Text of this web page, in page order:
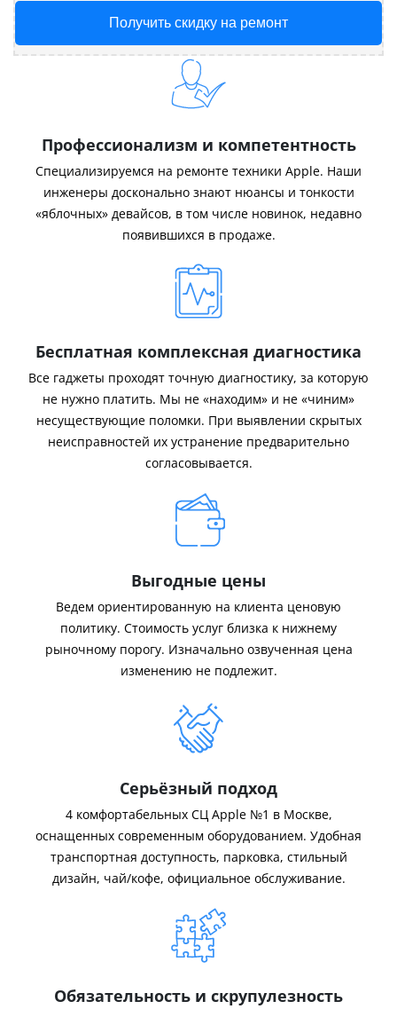
Получить скидку на ремонт
Профессионализм и компетентность
Специализируемся на ремонте техники Apple. Наши
инженеры досконально знают нюансы и тонкости
«яблочных» девайсов, в том числе новинок, недавно
появившихся в продаже.
Бесплатная комплексная диагностика
Все гаджеты проходят точную диагностику, за которую
не нужно платить. Мы не «находим» и не «чиним»
несуществующие поломки. При выявлении скрытых
неисправностей их устранение предварительно
согласовывается.
Выгодные цены
Ведем ориентированную на клиента ценовую
политику. Стоимость услуг близка к нижнему
рыночному порогу. Изначально озвученная цена
изменению не подлежит.
Серьёзный подход
4 комфортабельных СЦ Apple №1 в Москве,
оснащенных современным оборудованием. Удобная
транспортная доступность, парковка, стильный
дизайн, чай/кофе, официальное обслуживание.
Обязательность и скрупулезность